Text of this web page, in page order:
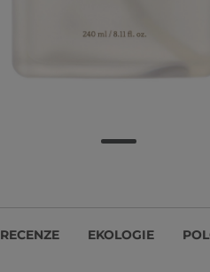
RECENZE EKOLOGIE